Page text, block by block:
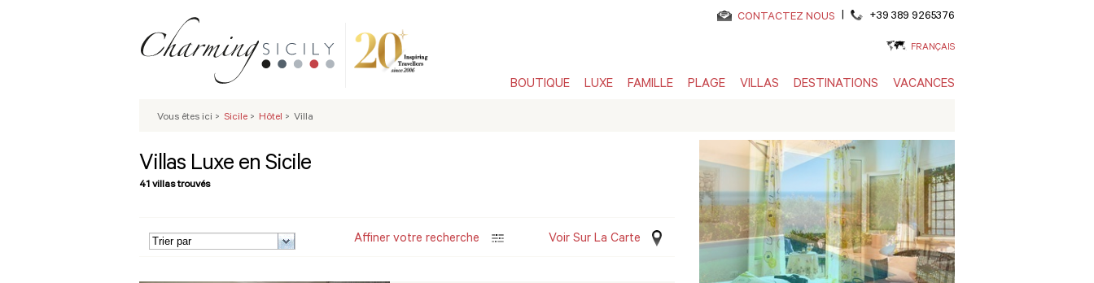
CONTACTEZ NOUS | +39 389 9265376
FRANÇAIS
BOUTIQUE LUXE FAMILLE PLAGE VILLAS DESTINATIONS VACANCES
Vous êtes ici > Sicile > Hôtel > Villa
Villas Luxe en Sicile
41 villas trouvés
Affiner votre recherche Voir Sur La Carte